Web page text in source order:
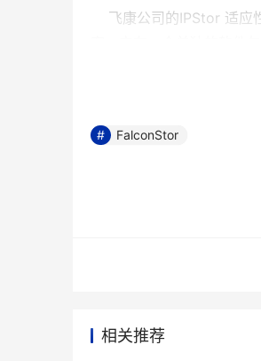
飞康公司的IPStor 适应
适应性复制在后台对生
FalconStor
相关推荐